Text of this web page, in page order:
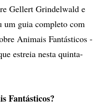
Gellert Grindelwald e
um guia completo com
Animais Fantásticos -
estreia nesta quinta-
Fantásticos?